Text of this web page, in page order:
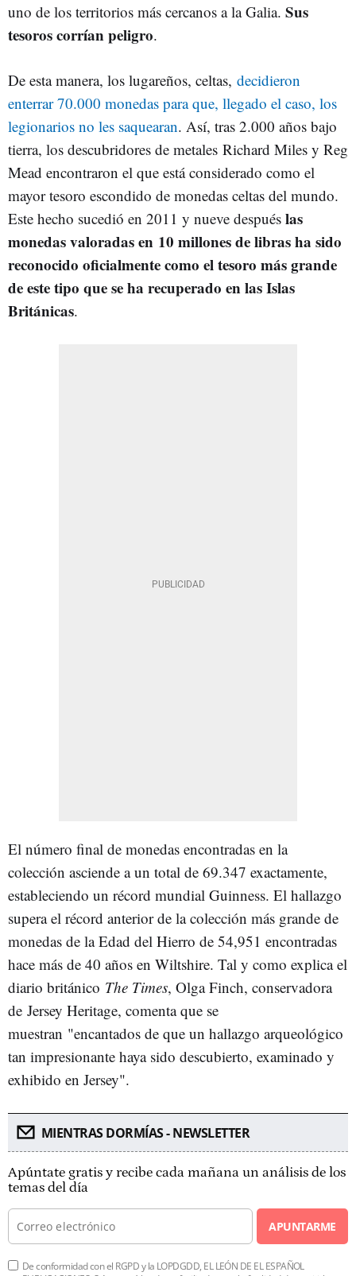
uno de los territorios más cercanos a la Galia. Sus
tesoros corrían peligro.
De esta manera, los lugareños, celtas, decidieron
enterrar 70.000 monedas para que, llegado el caso, los
legionarios no les saquearan. Así, tras 2.000 años bajo
tierra, los descubridores de metales Richard Miles y Reg
Mead encontraron el que está considerado como el
mayor tesoro escondido de monedas celtas del mundo.
Este hecho sucedió en 2011 y nueve después las
monedas valoradas en 10 millones de libras ha sido
reconocido oficialmente como el tesoro más grande
de este tipo que se ha recuperado en las Islas
Británicas.
El número final de monedas encontradas en la
colección asciende a un total de 69.347 exactamente,
estableciendo un récord mundial Guinness. El hallazgo
supera el récord anterior de la colección más grande de
monedas de la Edad del Hierro de 54,951 encontradas
hace más de 40 años en Wiltshire. Tal y como explica el
diario británico The Times, Olga Finch, conservadora
de Jersey Heritage, comenta que se
muestran "encantados de que un hallazgo arqueológico
tan impresionante haya sido descubierto, examinado y
exhibido en Jersey".
MIENTRAS DORMÍAS - NEWSLETTER
Apúntate gratis y recibe cada mañana un análisis de los
temas del día
APUNTARME
De conformidad con el RGPD y la LOPDGDD, EL LEÓN DE EL ESPAÑOL